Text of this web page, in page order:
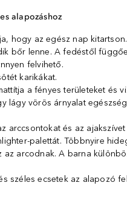
alapozáshoz
hogy az egész nap
bőr lenne. A fedéstől
felvihető.
karikákat.
a fényes területeket
lágy vörös árnyalat
arccsontokat és az
palettát. Többnyire
arcodnak. A barna
széles ecsetek az alapozó